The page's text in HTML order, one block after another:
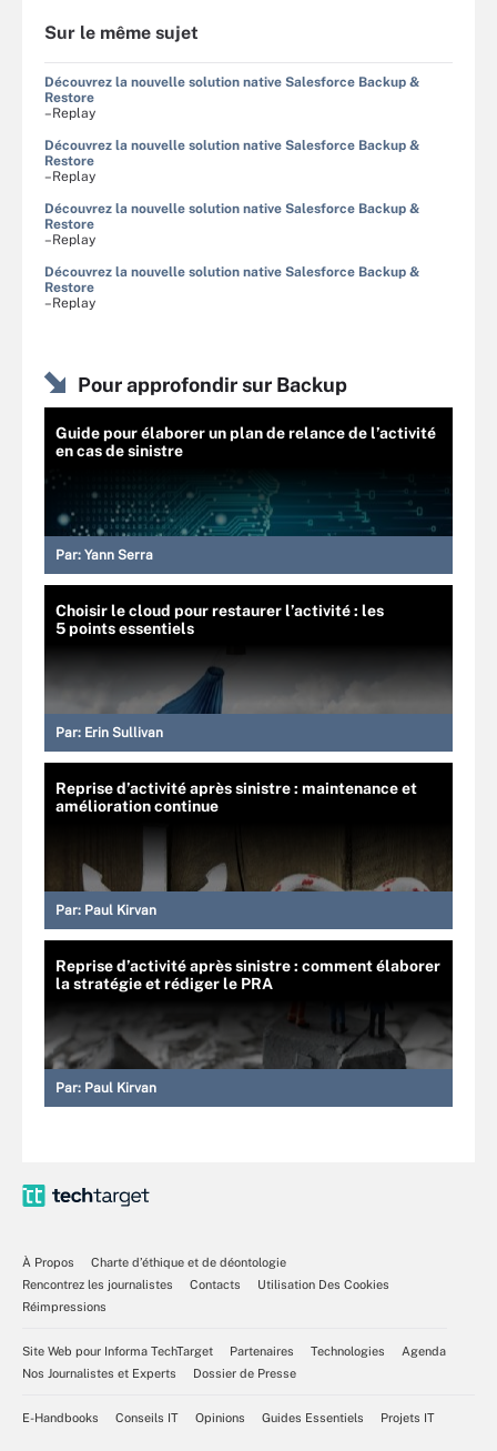
Sur le même sujet
Découvrez la nouvelle solution native Salesforce Backup &
Restore
–Replay
Découvrez la nouvelle solution native Salesforce Backup &
Restore
–Replay
Découvrez la nouvelle solution native Salesforce Backup &
Restore
–Replay
Découvrez la nouvelle solution native Salesforce Backup &
Restore
–Replay
Pour approfondir sur Backup
Guide pour élaborer un plan de relance de l’activité
en cas de sinistre
Par: Yann Serra
Choisir le cloud pour restaurer l’activité : les
5 points essentiels
Par: Erin Sullivan
Reprise d’activité après sinistre : maintenance et
amélioration continue
Par: Paul Kirvan
Reprise d’activité après sinistre : comment élaborer
la stratégie et rédiger le PRA
Par: Paul Kirvan
À Propos
Charte d’éthique et de déontologie
Rencontrez les journalistes
Contacts
Utilisation Des Cookies
Réimpressions
Site Web pour Informa TechTarget Partenaires Technologies
Agenda
Nos Journalistes et Experts
Dossier de Presse
E-Handbooks Conseils IT Opinions Guides Essentiels Projets IT